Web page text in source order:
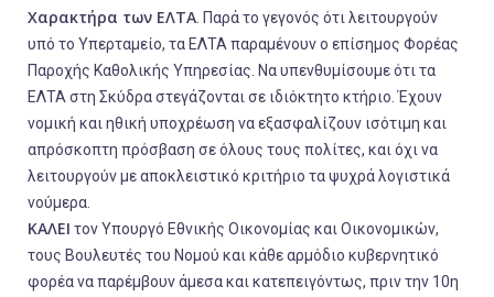
Χαρακτήρα των ΕΛΤΑ . Παρά το γεγονός ότι λειτουργούν
υπό το Υπερταμείο, τα ΕΛΤΑ παραμένουν ο επίσημος Φορέας
Παροχής Καθολικής Υπηρεσίας. Να υπενθυμίσουμε ότι τα
ΕΛΤΑ στη Σκύδρα στεγάζονται σε ιδιόκτητο κτήριο. Έχουν
νομική και ηθική υποχρέωση να εξασφαλίζουν ισότιμη και
απρόσκοπτη πρόσβαση σε όλους τους πολίτες, και όχι να
λειτουργούν με αποκλειστικό κριτήριο τα ψυχρά λογιστικά
νούμερα.
ΚΑΛΕΙ τον Υπουργό Εθνικής Οικονομίας και Οικονομικών,
τους Βουλευτές του Νομού και κάθε αρμόδιο κυβερνητικό
φορέα να παρέμβουν άμεσα και κατεπειγόντως, πριν την 10η